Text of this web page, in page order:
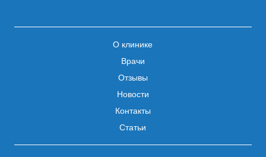
О клинике
Врачи
Отзывы
Новости
Контакты
Статьи